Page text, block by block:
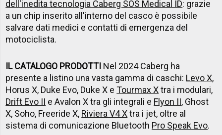
dell'inedita tecnologia Caberg SOS Medical ID: grazie
a un chip inserito all'interno del casco è possibile
salvare dati medici e contatti di emergenza del
motociclista.
IL CATALOGO PRODOTTI Nel 2024 Caberg ha
presente a listino una vasta gamma di caschi: Levo X,
Horus X, Duke Evo, Duke X eTourmax Xtra i modulari,
Drift Evo II e Avalon X tra gli integrali e Flyon II, Ghost
X, Soho, Freeride X, Riviera V4 Xtra i jet, oltre al
sistema di comunicazione Bluetooth Pro Speak Evo.